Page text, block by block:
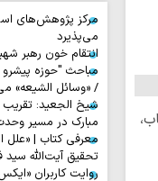
مرکز پژوهش‌های
می‌پذیرد
انتقام خون رهبر
مباحث "حوزه پیشرو
/ «وسائل الشیعه»
شیخ الجعید: تقریب
مبارک در مسیر
معرفی کتاب | «علل
تحقیق آیت‌الله سید